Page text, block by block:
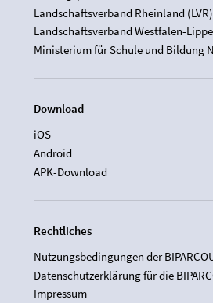
Landschaftsverband Rheinland (LVR)
Landschaftsverband Westfalen-
Ministerium für Schule und Bildung
Download
iOS
Android
APK-Download
Rechtliches
Nutzungsbedingungen der
Datenschutzerklärung für die
Impressum